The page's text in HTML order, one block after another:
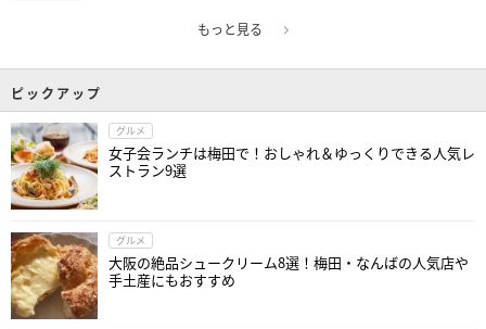
もっと見る
ピックアップ
グルメ
女子会ランチは梅田で！おしゃれ＆ゆっくりできる人気レ
ストラン9選
グルメ
大阪の絶品シュークリーム8選！梅田・なんばの人気店や
手土産にもおすすめ